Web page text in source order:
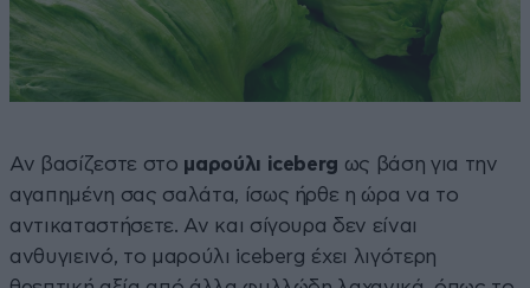
Αν βασίζεστε στο μαρούλι iceberg ως βάση για την
αγαπημένη σας σαλάτα, ίσως ήρθε η ώρα να το
αντικαταστήσετε. Αν και σίγουρα δεν είναι
ανθυγιεινό, το μαρούλι iceberg έχει λιγότερη